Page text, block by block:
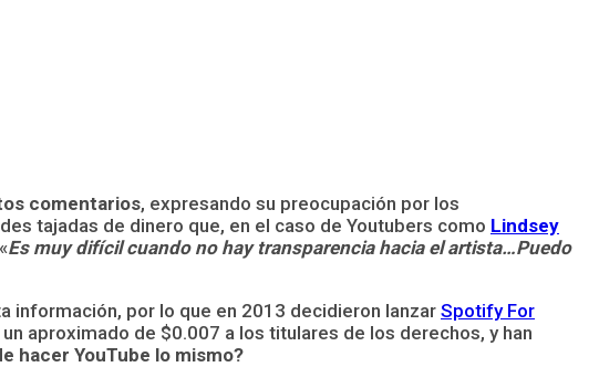
comentarios, expresando su preocupación por los
tajadas de dinero que, en el caso de Youtubers como Lindsey
Es muy difícil cuando no hay transparencia hacia el artista…Puedo
por lo que en 2013 decidieron lanzar Spotify For
aproximado de $0.007 a los titulares de los derechos, y han
hacer YouTube lo mismo?